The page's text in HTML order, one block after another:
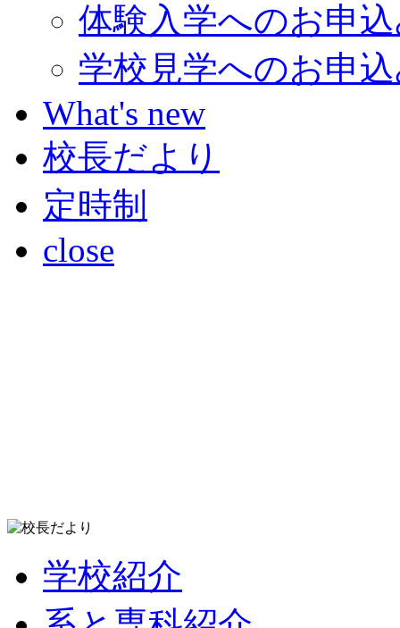
体験入学へのお申
学校見学へのお申
What's new
校長だより
定時制
close
学校紹介